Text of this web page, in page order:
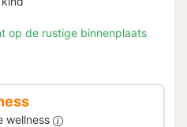
op de rustige binnenplaats
wellness